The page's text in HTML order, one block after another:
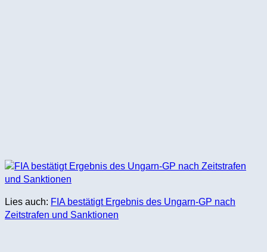
Lies auch: FIA bestätigt Ergebnis des Ungarn-GP nach
Zeitstrafen und Sanktionen